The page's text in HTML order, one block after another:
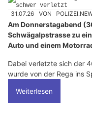
31.07.26 VON
Am Donnerstagabend
Schwägalpstrasse zu
Auto und einem
Dabei verletzte sich der
wurde von der Rega ins
Weiterlesen